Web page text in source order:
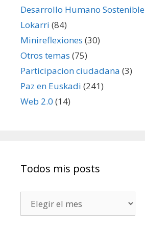
Desarrollo Humano Sostenible
Lokarri (84)
Minireflexiones (30)
Otros temas (75)
Participacion ciudadana (3)
Paz en Euskadi (241)
Web 2.0 (14)
Todos mis posts
mis